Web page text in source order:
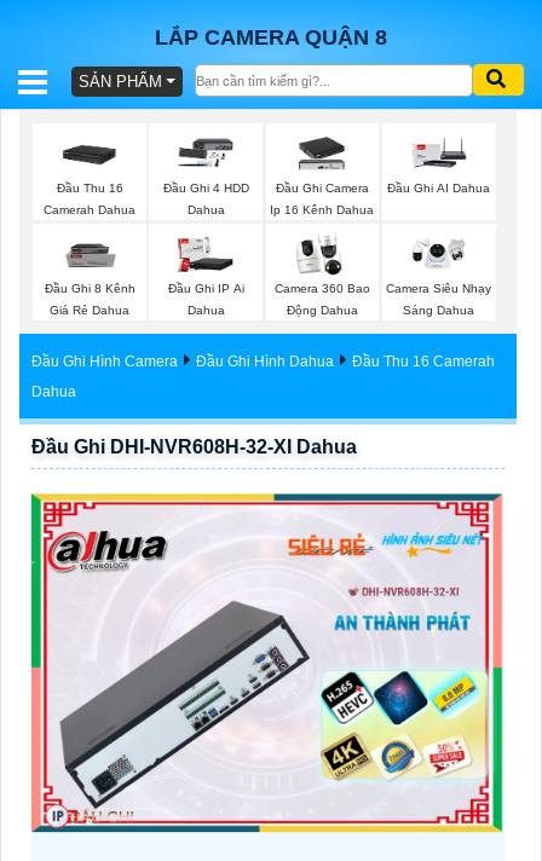
LẮP CAMERA QUẬN 8
BÁO
GÓI
SẢN
TƯ
LẮP
ĐẶT
CAMERA
TƯ
SẢN PHẨM
Đầu Thu 16
Camerah Dahua
Đầu Ghi 4 HDD
Dahua
Đầu Ghi Camera
Ip 16 Kênh Dahua
Đầu Ghi AI Dahua
Đầu Ghi 8 Kênh
Giá Rẻ Dahua
Đầu Ghi IP Ai
Dahua
Camera 360 Bao
Động Dahua
Camera Siêu Nhạy
Sáng Dahua
Đầu Ghi Hình Camera Đầu Ghi Hình Dahua
Đầu Thu 16 Camerah
Dahua
Đầu Ghi DHI-NVR608H-32-XI Dahua